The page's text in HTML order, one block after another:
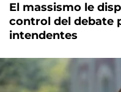
El massismo le
control del debate
intendentes